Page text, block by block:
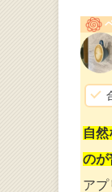
自
のが
アプ